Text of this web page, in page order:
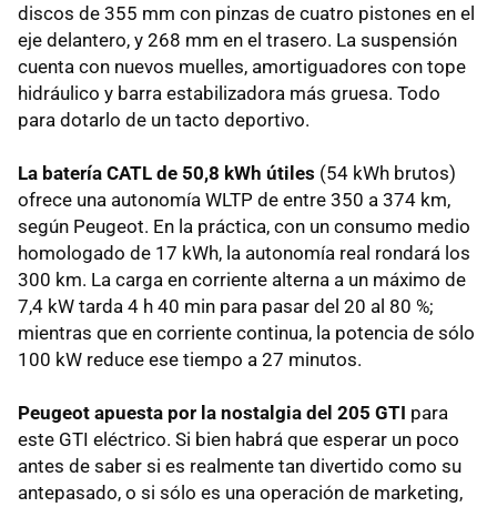
discos de 355 mm con pinzas de cuatro pistones en el
eje delantero, y 268 mm en el trasero. La suspensión
cuenta con nuevos muelles, amortiguadores con tope
hidráulico y barra estabilizadora más gruesa. Todo
para dotarlo de un tacto deportivo.
La batería CATL de 50,8 kWh útiles (54 kWh brutos)
ofrece una autonomía WLTP de entre 350 a 374 km,
según Peugeot. En la práctica, con un consumo medio
homologado de 17 kWh, la autonomía real rondará los
300 km. La carga en corriente alterna a un máximo de
7,4 kW tarda 4 h 40 min para pasar del 20 al 80 %;
mientras que en corriente continua, la potencia de sólo
100 kW reduce ese tiempo a 27 minutos.
Peugeot apuesta por la nostalgia del 205 GTI para
este GTI eléctrico. Si bien habrá que esperar un poco
antes de saber si es realmente tan divertido como su
antepasado, o si sólo es una operación de marketing,